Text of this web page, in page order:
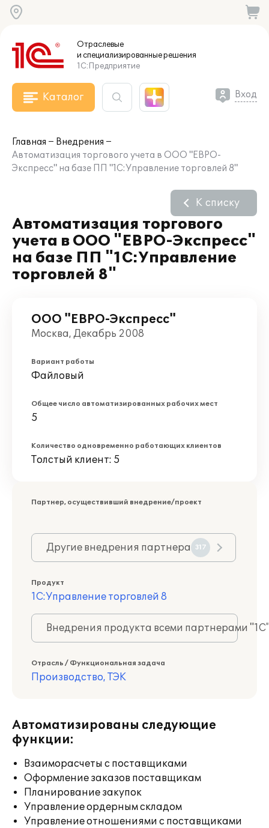
Отраслевые
и специализированныерешения
1С:Предприятие
Каталог Вход
Главная
Внедрения
Автоматизация торгового учета в ООО "ЕВРО-
Экспресс" на базе ПП "1С:Управление торговлей 8"
Автоматизация торгового
учета в ООО "ЕВРО-Экспресс"
на базе ПП "1С:Управление
торговлей 8"
К списку
ООО "ЕВРО-Экспресс"
Москва, Декабрь 2008
Вариант работы
Файловый
Общее число автоматизированных рабочих мест
5
Количество одновременно работающих клиентов
Толстый клиент: 5
Партнер, осуществивший внедрение/проект
Другие внедрения партнера 317
Продукт
1С:Управление торговлей 8
Внедрения продукта всеми партнерами
Отрасль / Функциональная задача
Производство, ТЭК
Автоматизированы следующие
функции:
Взаиморасчеты с поставщиками
Оформление заказов поставщикам
Планирование закупок
Управление ордерным складом
Управление отношениями с поставщиками